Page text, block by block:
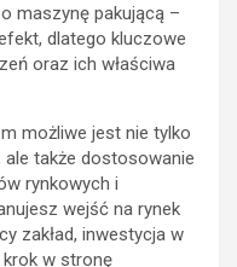
maszynę pakującą –
dlatego kluczowe
oraz ich właściwa
możliwe jest nie tylko
także dostosowanie
rynkowych i
wejść na rynek
zakład, inwestycja w
w stronę